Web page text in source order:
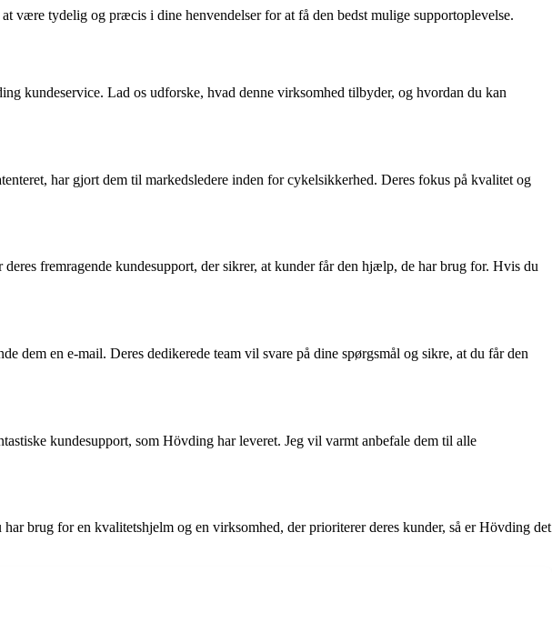
være tydelig og præcis i dine henvendelser for at få den bedst mulige supportoplevelse.
kundeservice. Lad os udforske, hvad denne virksomhed tilbyder, og hvordan du kan
har gjort dem til markedsledere inden for cykelsikkerhed. Deres fokus på kvalitet og
fremragende kundesupport, der sikrer, at kunder får den hjælp, de har brug for. Hvis du
dem en e-mail. Deres dedikerede team vil svare på dine spørgsmål og sikre, at du får den
kundesupport, som Hövding har leveret. Jeg vil varmt anbefale dem til alle
brug for en kvalitetshjelm og en virksomhed, der prioriterer deres kunder, så er Hövding det